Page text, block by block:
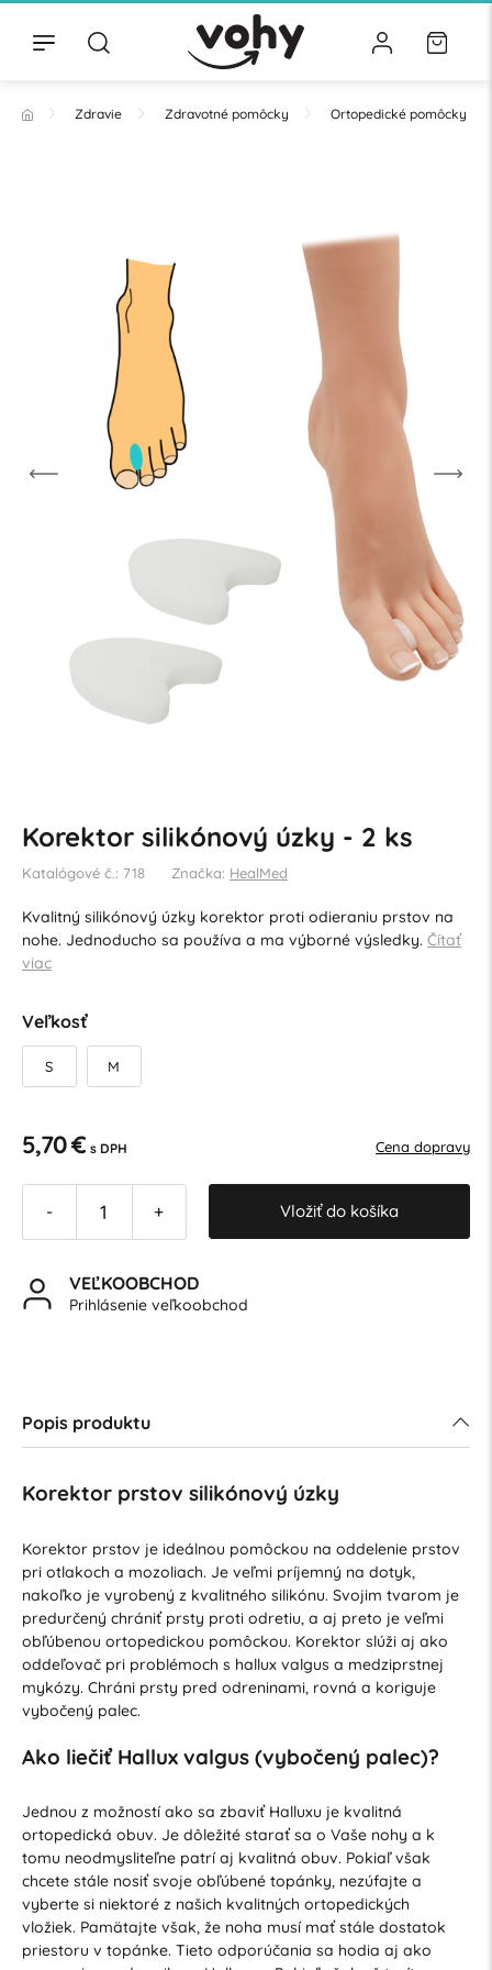
Zdravie Zdravotné pomôcky Ortopedické pomôcky
Korektor silikónový úzky - 2 ks
Katalógové č.: 718 Značka: HealMed
Kvalitný silikónový úzky korektor proti odieraniu prstov na
nohe. Jednoducho sa používa a ma výborné výsledky. Čítať
viac
Veľkosť
S M
5,70 € s DPH Cena dopravy
- + Vložiť do košíka
VEĽKOOBCHOD
Prihlásenie veľkoobchod
Popis produktu
Korektor prstov silikónový úzky
Korektor prstov je ideálnou pomôckou na oddelenie prstov
pri otlakoch a mozoliach. Je veľmi príjemný na dotyk,
nakoľko je vyrobený z kvalitného silikónu. Svojim tvarom je
predurčený chrániť prsty proti odretiu, a aj preto je veľmi
obľúbenou ortopedickou pomôckou. Korektor slúži aj ako
oddeľovač pri problémoch s hallux valgus a medziprstnej
mykózy. Chráni prsty pred odreninami, rovná a koriguje
vybočený palec.
Ako liečiť Hallux valgus (vybočený palec)?
Jednou z možností ako sa zbaviť Halluxu je kvalitná
ortopedická obuv. Je dôležité starať sa o Vaše nohy a k
tomu neodmysliteľne patrí aj kvalitná obuv. Pokiaľ však
chcete stále nosiť svoje obľúbené topánky, nezúfajte a
vyberte si niektoré z našich kvalitných ortopedických
vložiek. Pamätajte však, že noha musí mať stále dostatok
priestoru v topánke. Tieto odporúčania sa hodia aj ako